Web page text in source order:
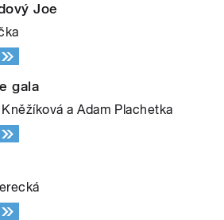
Joe
gala
a Adam Plachetka